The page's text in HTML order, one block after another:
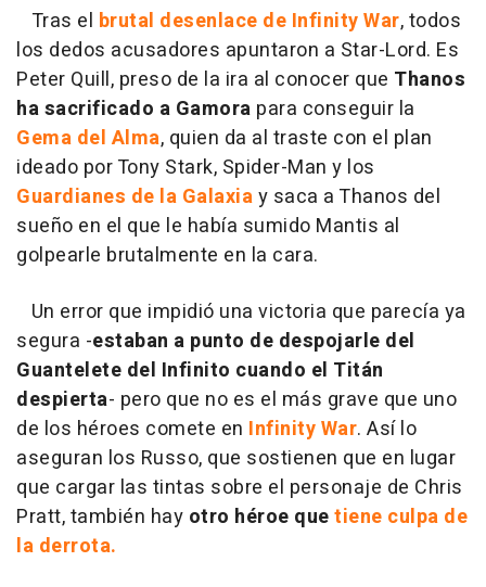
Tras el brutal desenlace de Infinity War, todos
los dedos acusadores apuntaron a Star-Lord. Es
Peter Quill, preso de la ira al conocer que Thanos
ha sacrificado a Gamora para conseguir la
Gema del Alma, quien da al traste con el plan
ideado por Tony Stark, Spider-Man y los
Guardianes de la Galaxiay saca a Thanos del
sueño en el que le había sumido Mantis al
golpearle brutalmente en la cara.
Un error que impidió una victoria que parecía ya
segura -estaban a punto de despojarle del
Guantelete del Infinito cuando el Titán
despierta- pero que no es el más grave que uno
de los héroes comete en Infinity War. Así lo
aseguran los Russo, que sostienen que en lugar
que cargar las tintas sobre el personaje de Chris
Pratt, también hay otro héroe quetiene culpa de
la derrota.